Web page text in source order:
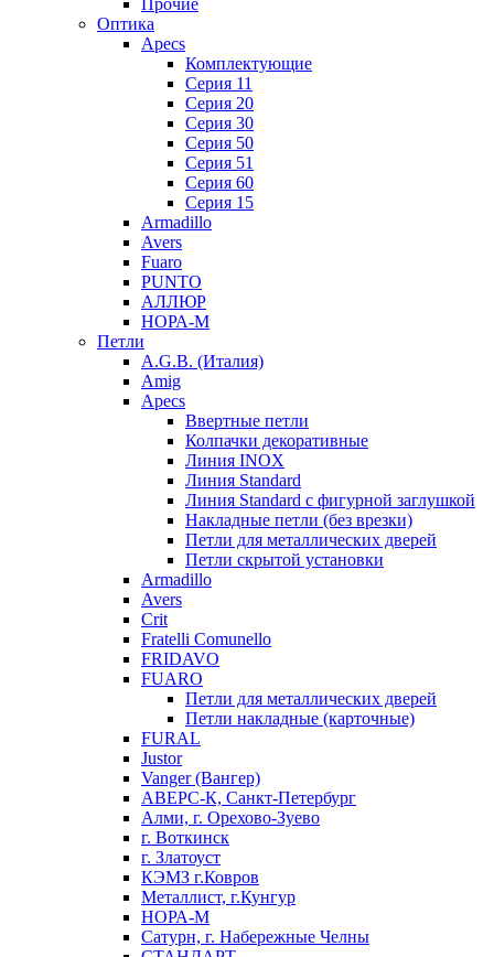
Прочие
Оптика
Apecs
Комплектующие
Серия 11
Серия 20
Серия 30
Серия 50
Серия 51
Серия 60
Серия 15
Armadillo
Avers
Fuaro
PUNTO
АЛЛЮР
НОРА-М
Петли
A.G.B. (Италия)
Amig
Apecs
Ввертные петли
Колпачки декоративные
Линия INOX
Линия Standard
Линия Standard с фигурной заглушкой
Накладные петли (без врезки)
Петли для металлических дверей
Петли скрытой установки
Armadillo
Avers
Crit
Fratelli Comunello
FRIDAVO
FUARO
Петли для металлических дверей
Петли накладные (карточные)
FURAL
Justor
Vanger (Вангер)
АВЕРС-К, Санкт-Петербург
Алми, г. Орехово-Зуево
г. Воткинск
г. Златоуст
КЭМЗ г.Ковров
Металлист, г.Кунгур
НОРА-М
Сатурн, г. Набережные Челны